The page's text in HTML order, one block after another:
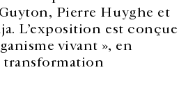
Pierre Huyghe et
L’exposition est conçue
vivant », en